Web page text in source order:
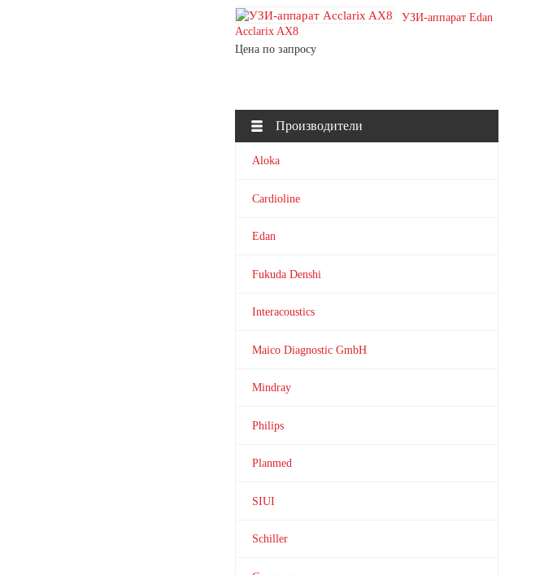
УЗИ-аппарат Edan
Acclarix AX8
Цена по запросу
Производители
Aloka
Cardioline
Edan
Fukuda Denshi
Interacoustics
Maico Diagnostic GmbH
Mindray
Philips
Planmed
SIUI
Schiller